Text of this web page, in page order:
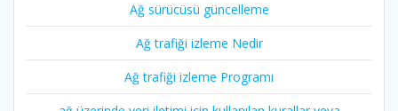
Ağ sürücüsü güncelleme
Ağ trafiği izleme Nedir
Ağ trafiği izleme Programı